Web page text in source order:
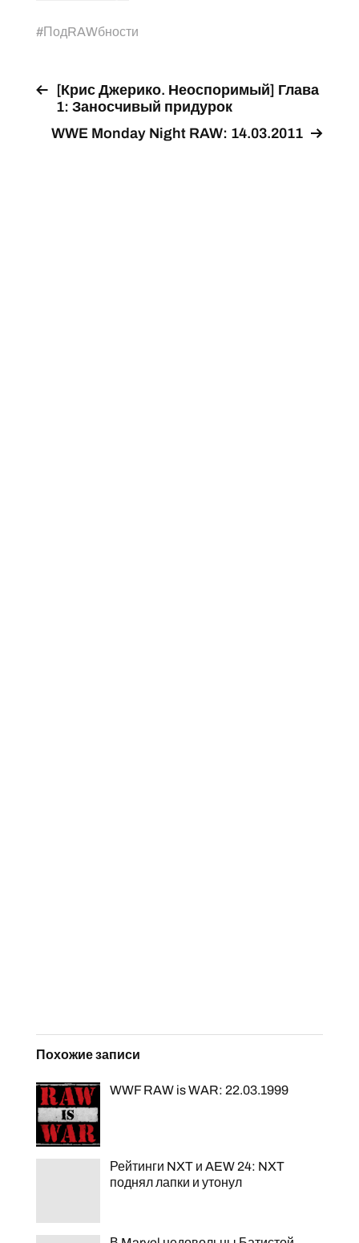
#ПодRAWбности
[Крис Джерико. Неоспоримый] Глава
1: Заносчивый придурок
WWE Monday Night RAW: 14.03.2011
Похожие записи
WWF RAW is WAR: 22.03.1999
Рейтинги NXT и AEW 24: NXT
поднял лапки и утонул